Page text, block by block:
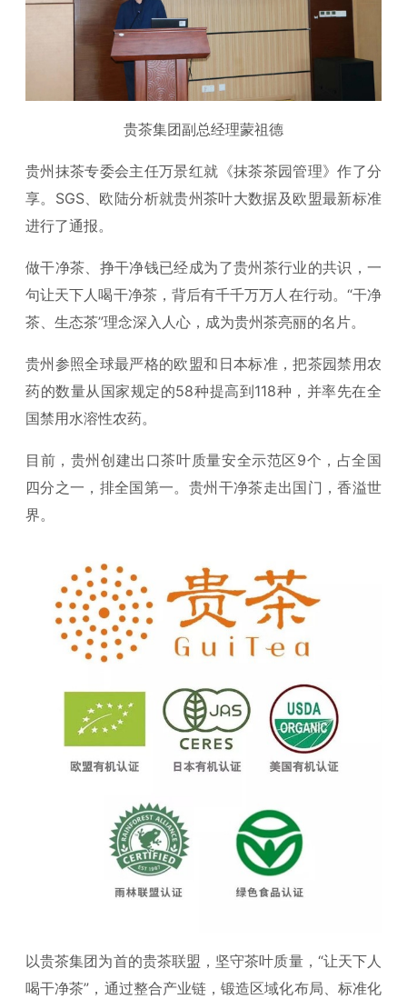
贵茶集团副总经理蒙祖德
贵州抹茶专委会主任万景红就《抹茶茶园管理》作了分
享。SGS、欧陆分析就贵州茶叶大数据及欧盟最新标准
进行了通报。
做干净茶、挣干净钱已经成为了贵州茶行业的共识，一
句让天下人喝干净茶，背后有千千万万人在行动。“干净
茶、生态茶”理念深入人心，成为贵州茶亮丽的名片。
贵州参照全球最严格的欧盟和日本标准，把茶园禁用农
药的数量从国家规定的58种提高到118种，并率先在全
国禁用水溶性农药。
目前，贵州创建出口茶叶质量安全示范区9个，占全国
四分之一，排全国第一。贵州干净茶走出国门，香溢世
界。
以贵茶集团为首的贵茶联盟，坚守茶叶质量，“让天下人
喝干净茶”，通过整合产业链，锻造区域化布局、标准化